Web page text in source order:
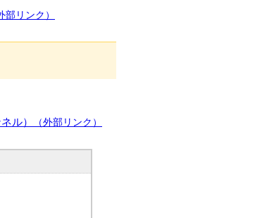
部リンク）
ル）
（外部リンク）